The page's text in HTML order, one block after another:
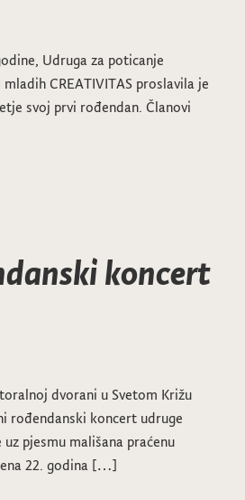
Udruga za poticanje
CREATIVITAS proslavila je
svoj prvi rođendan. Članovi
koncert
dvorani u Svetom Križu
rođendanski koncert udruge
pjesmu mališana praćenu
22. godina […]